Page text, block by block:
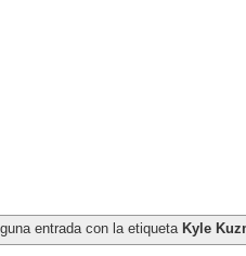
entrada con la etiqueta Kyle